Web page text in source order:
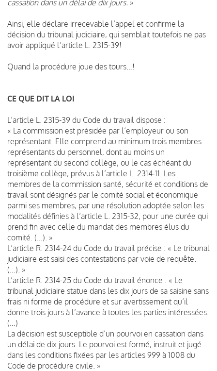
cassation dans un délai de dix jours. »
Ainsi, elle déclare irrecevable l’appel et confirme la
décision du tribunal judiciaire, qui semblait toutefois ne pas
avoir appliqué l’article L. 2315-39!
Quand la procédure joue des tours…!
CE QUE DIT LA LOI
L’article L. 2315-39 du Code du travail dispose :
« La commission est présidée par l’employeur ou son
représentant. Elle comprend au minimum trois membres
représentants du personnel, dont au moins un
représentant du second collège, ou le cas échéant du
troisième collège, prévus à l’article L. 2314-11. Les
membres de la commission santé, sécurité et conditions de
travail sont désignés par le comité social et économique
parmi ses membres, par une résolution adoptée selon les
modalités définies à l’article L. 2315-32, pour une durée qui
prend fin avec celle du mandat des membres élus du
comité. (…). »
L’article R. 2314-24 du Code du travail précise : « Le tribunal
judiciaire est saisi des contestations par voie de requête.
(…). »
L’article R. 2314-25 du Code du travail énonce : « Le
tribunal judiciaire statue dans les dix jours de sa saisine sans
frais ni forme de procédure et sur avertissement qu’il
donne trois jours à l’avance à toutes les parties intéressées.
(…)
La décision est susceptible d’un pourvoi en cassation dans
un délai de dix jours. Le pourvoi est formé, instruit et jugé
dans les conditions fixées par les articles 999 à 1008 du
Code de procédure civile. »